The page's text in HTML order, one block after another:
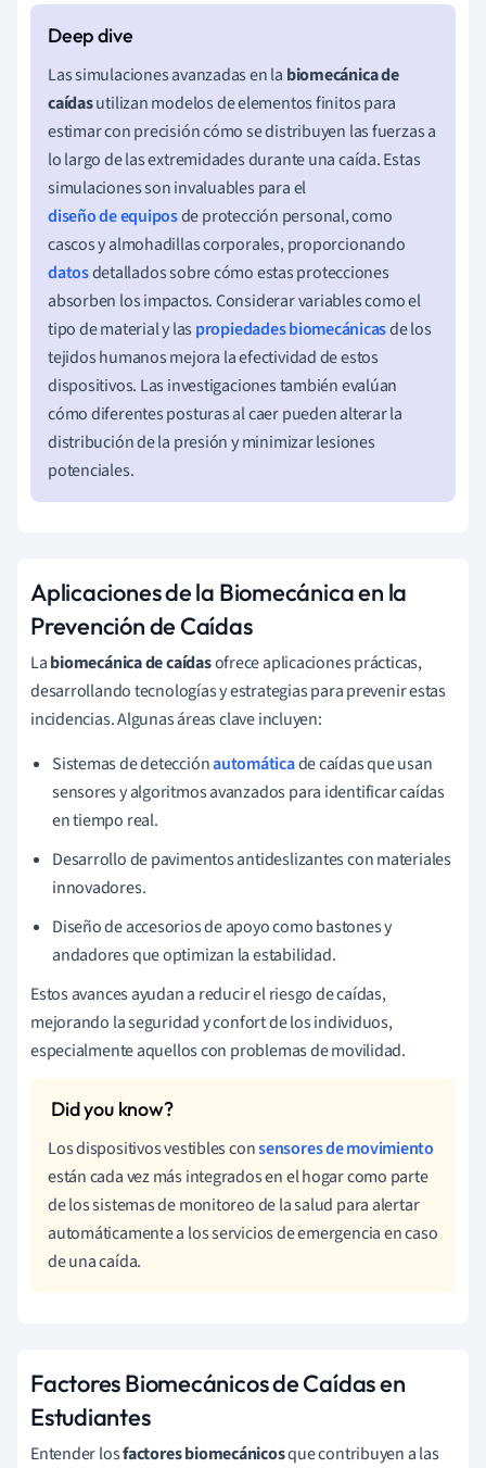
Las simulaciones avanzadas en la biomecánica de
caídasutilizan modelos de elementos finitos para
estimar con precisión cómo se distribuyen las fuerzas a
lo largo de las extremidades durante una caída. Estas
simulaciones son invaluables para el
diseño de equiposde protección personal, como
cascos y almohadillas corporales, proporcionando
datosdetallados sobre cómo estas protecciones
absorben los impactos. Considerar variables como el
tipo de material y las propiedades biomecánicasde los
tejidos humanos mejora la efectividad de estos
dispositivos. Las investigaciones también evalúan
cómo diferentes posturas al caer pueden alterar la
distribución de la presión y minimizar lesiones
potenciales.
Aplicaciones de la Biomecánica en la
Prevención de Caídas
Labiomecánica de caídasofrece aplicaciones prácticas,
desarrollando tecnologías y estrategias para prevenir estas
incidencias. Algunas áreas clave incluyen:
Sistemas de detecciónautomáticade caídas que usan
sensores y algoritmos avanzados para identificar caídas
en tiempo real.
Desarrollo de pavimentos antideslizantes con materiales
innovadores.
Diseño de accesorios de apoyo como bastones y
andadores que optimizan la estabilidad.
Estos avances ayudan a reducir el riesgo de caídas,
mejorando la seguridad y confort de los individuos,
especialmente aquellos con problemas de movilidad.
Los dispositivos vestibles consensores de movimiento
están cada vez más integrados en el hogar como parte
de los sistemas de monitoreo de la salud para alertar
automáticamente a los servicios de emergencia en caso
de una caída.
Factores Biomecánicos de Caídas en
Estudiantes
Entender losfactores biomecánicosque contribuyen a las